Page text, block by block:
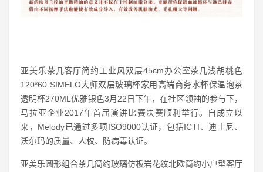
亚美乐茶几客厅简约工业风双层45cm办公室茶几浅胡桃色
120*60 SIMELO大师双层玻璃杯家用高端商务水杯保温泡茶
透明杯270ML优雅银色3月22日下午，在社区领袖的参与下，
马拉亚企业2017年首届演讲比赛决赛顺利举行。自成立以
来，Melody已通过多项ISO9000认证，包括ICTI、迪士尼、
沃尔玛的质量、人权、防病毒认证。
亚美乐圆形组合茶几简约玻璃仿板岩花纹北欧简约小户型客厅